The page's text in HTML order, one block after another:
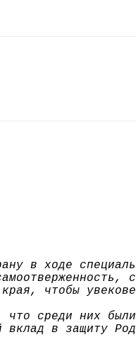
в ходе
чтобы
среди них
вклад в защиту